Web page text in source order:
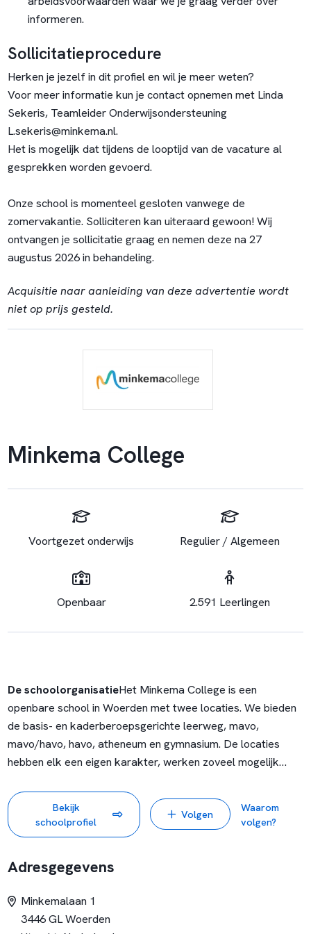
informeren.
Sollicitatieprocedure
Herken je jezelf in dit profiel en wil je meer weten?
Voor meer informatie kun je contact opnemen met Linda
Sekeris, Teamleider Onderwijsondersteuning
L.sekeris@minkema.nl.
Het is mogelijk dat tijdens de looptijd van de vacature al
gesprekken worden gevoerd.
Onze school is momenteel gesloten vanwege de
zomervakantie. Solliciteren kan uiteraard gewoon! Wij
ontvangen je sollicitatie graag en nemen deze na 27
augustus 2026 in behandeling.
Acquisitie naar aanleiding van deze advertentie wordt
niet op prijs gesteld.
Minkema College
Voortgezet onderwijs Regulier / Algemeen
Openbaar 2.591 Leerlingen
De schoolorganisatieHet Minkema College is een
openbare school in Woerden met twee locaties. We bieden
de basis- en kaderberoepsgerichte leerweg, mavo,
mavo/havo, havo, atheneum en gymnasium. De locaties
hebben elk een eigen karakter, werken zoveel mogelijk
Minkema College zitten ruim 2.500 leerlingen en werken
zo'n 270 medewerkers. Onze school is een ontmoetingsplek
voor leerlingen met verschillende achtergronden en
elkaar. Medewerkers van het Minkema College hebben oog
leerlingen. Alles wat wij doen is erop gericht om hen zo goed
mogelijk toe te rusten voor hun ontwikkeling. Om dat waar
Bekijk
schoolprofiel
Volgen
Waarom
volgen?
Adresgegevens
Minkemalaan 1
3446 GL Woerden